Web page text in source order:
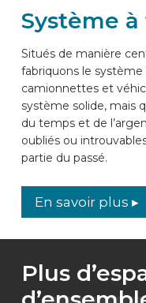
Système
Situés de manière
fabriquons le
camionnettes et
système solide, mais
du temps et de
oubliés ou
partie du passé.
En savoir plus ▸
Plus